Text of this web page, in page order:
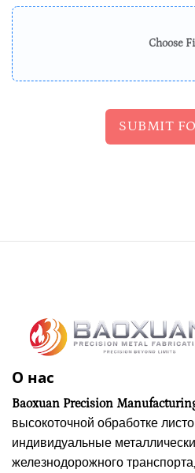
Choose
SUBMIT
О нас
Baoxuan Precision
высокоточной обработке
индивидуальные
железнодорожного